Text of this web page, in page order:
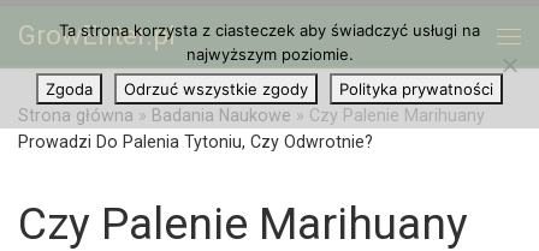
Przejdź do treści
GrowEnter.pl
Strona główna » Badania Naukowe » Czy Palenie Marihuany
Prowadzi Do Palenia Tytoniu, Czy Odwrotnie?
Czy Palenie Marihuany
Ta strona korzysta z ciasteczek aby świadczyć usługi na
najwyższym poziomie.
Zgoda
Odrzuć wszystkie zgody Polityka prywatności